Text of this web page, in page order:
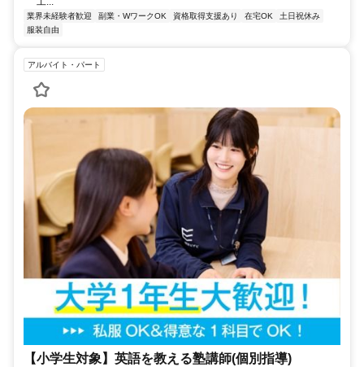
業界未経験者歓迎 副業・WワークOK 資格取得支援あり 在宅OK
土日祝休み
服装自由
アルバイト・パート
【小学生対象】英語を教える塾講師(個別指導)